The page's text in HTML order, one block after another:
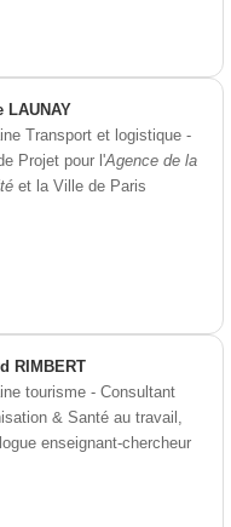
LAUNAY
Transport et logistique -
Projet pour l'Agence de la
et la Ville de Paris
RIMBERT
tourisme - Consultant
& Santé au travail,
enseignant-chercheur